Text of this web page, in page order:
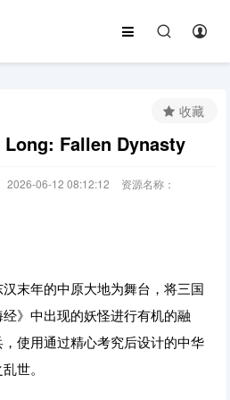
Long: Fallen Dynasty
2026-06-12 08:12:12
资源名称：
收藏
汉末年的中原大地为舞台，将三国
》中出现的妖怪进行有机的融
使用通过精心考究后设计的中华
世。